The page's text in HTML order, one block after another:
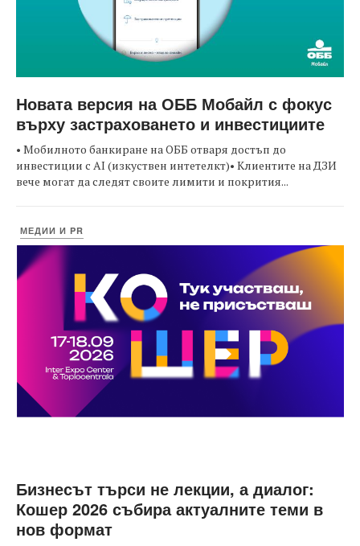
Новата версия на ОББ Мобайл с фокус
върху застраховането и инвестициите
• Мобилното банкиране на ОББ отваря достъп до
инвестиции с AI (изкуствен интетелкт)• Клиентите на ДЗИ
вече могат да следят своите лимити и покрития...
МЕДИИ И PR
Бизнесът търси не лекции, а диалог:
Кошер 2026 събира актуалните теми в
нов формат